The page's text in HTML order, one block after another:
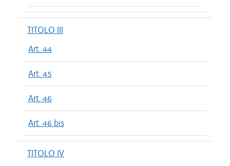
TITOLO III
Art. 44
Art. 45
Art. 46
Art. 46 bis
TITOLO IV